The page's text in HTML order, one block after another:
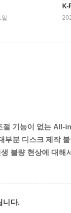
K-
기능이 없는 All-
부분 디스크 제작
불량 현상에 대
니다.